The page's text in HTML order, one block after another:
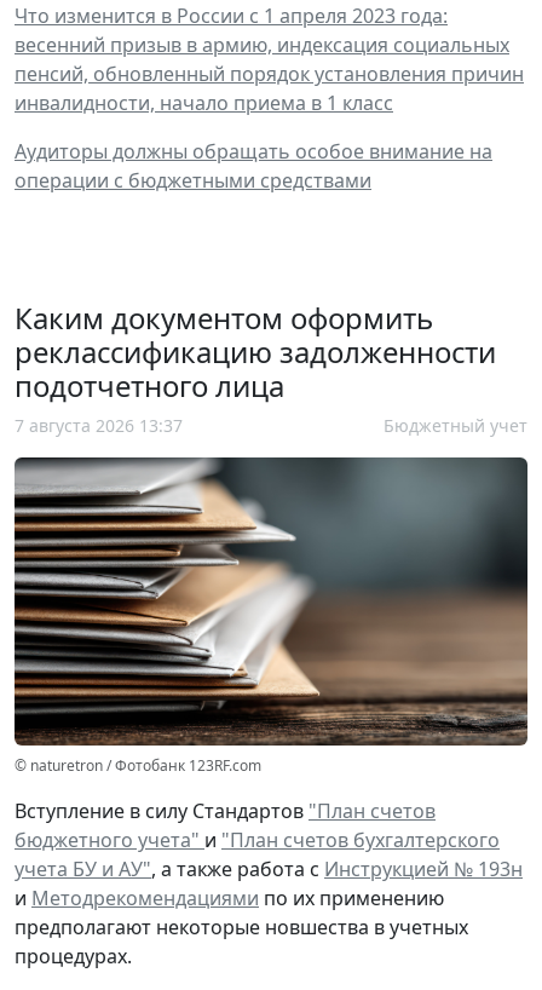
Что изменится в России с 1 апреля 2023 года:
весенний призыв в армию, индексация социальных
пенсий, обновленный порядок установления причин
инвалидности, начало приема в 1 класс
Аудиторы должны обращать особое внимание на
операции с бюджетными средствами
Каким документом оформить
реклассификацию задолженности
подотчетного лица
7 августа 2026 13:37 Бюджетный учет
© naturetron / Фотобанк 123RF.com
Вступление в силу Стандартов "План счетов
бюджетного учета" и "План счетов бухгалтерского
учета БУ и АУ", а также работа с Инструкцией № 193н
и Методрекомендациями по их применению
предполагают некоторые новшества в учетных
процедурах.